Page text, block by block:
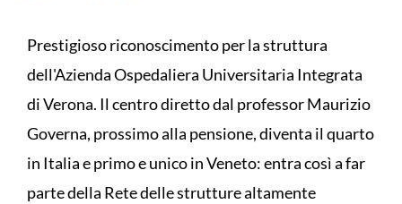
Prestigioso riconoscimento per la struttura
dell'Azienda Ospedaliera Universitaria Integrata
di Verona. Il centro diretto dal professor Maurizio
Governa, prossimo alla pensione, diventa il quarto
in Italia e primo e unico in Veneto: entra così a far
parte della Rete delle strutture altamente